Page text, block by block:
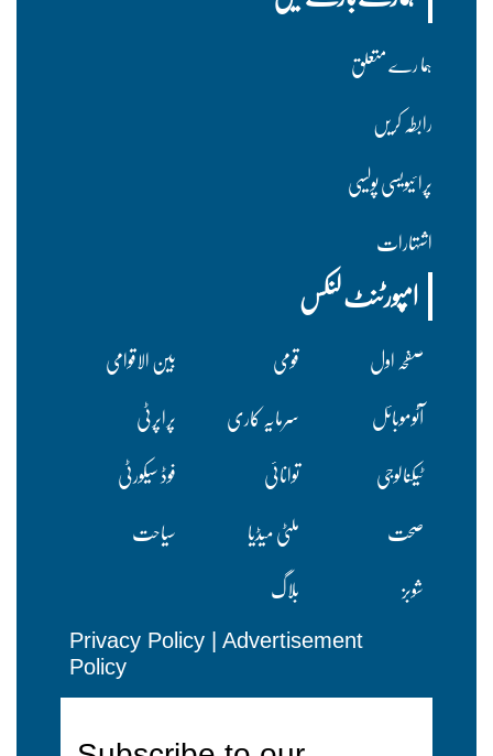
ہما رے متعلق
رابطہ کریں
پرا ئیویسی پولسیی
اشتہارات
امپورٹنٹ لنکس
صفحہ اول قومی
بین الاقوامی
آٹوموبائل
سرمایہ کاری
پراپرٹی
ٹیکنالوجی
توانائی
فوڈ سیکورٹی
صحت
ملٹی میڈیا
سیاحت
شوبز
بلاگ
Privacy Policy
Advertisement
Policy